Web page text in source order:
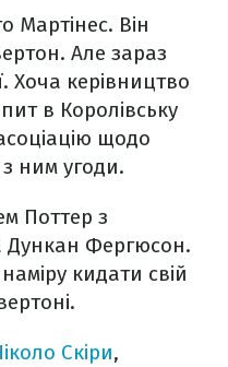
Мартінес. Він
Але зараз
Хоча керівництво
в Королівську
щодо
ним угоди.
Поттер з
Дункан Фергюсон.
кидати свій
Скіри,